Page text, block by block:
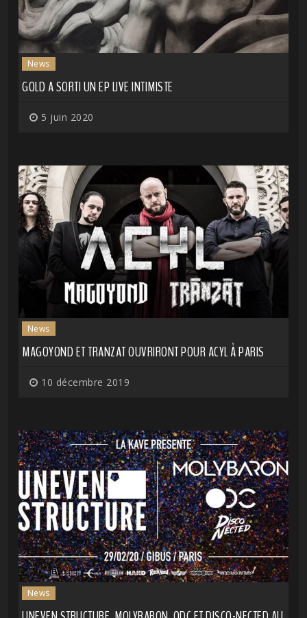
News
GOLD A SORTI UN EP LIVE INTIMISTE
5 juin 2020
News
MAGOYOND ET TRANZAT OUVRIRONT POUR ACYL À PARIS
10 décembre 2019
News